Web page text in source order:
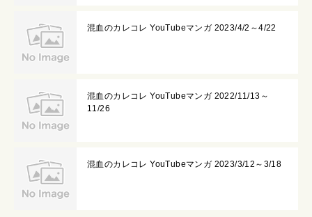
混血のカレコレ YouTubeマンガ 2023/4/2～4/22
混血のカレコレ YouTubeマンガ 2022/11/13～
11/26
混血のカレコレ YouTubeマンガ 2023/3/12～3/18